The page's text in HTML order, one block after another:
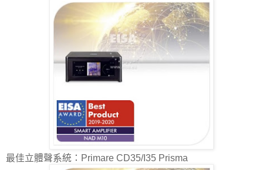
最佳立體聲系統：Primare CD35/I35 Prisma